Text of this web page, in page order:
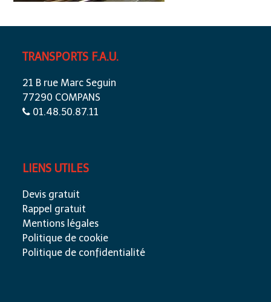
TRANSPORTS F.A.U.
21 B rue Marc Seguin
77290 COMPANS
01.48.50.87.11
LIENS UTILES
Devis gratuit
Rappel gratuit
Mentions légales
Politique de cookie
Politique de confidentialité